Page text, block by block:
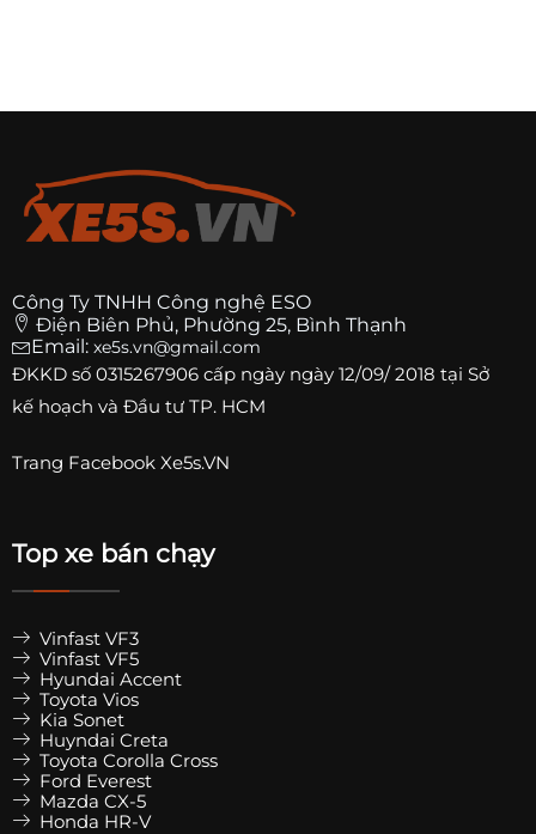
Công Ty TNHH Công nghệ ESO
Điện Biên Phủ, Phường 25, Bình Thạnh
Email: xe5s.vn@gmail.com
ĐKKD số 0315267906 cấp ngày ngày 12/09/ 2018 tại Sở
kế hoạch và Đầu tư TP. HCM
Trang Facebook Xe5s.VN
Top xe bán chạy
Vinfast VF3
Vinfast VF5
Hyundai Accent
Toyota Vios
Kia Sonet
Huyndai Creta
Toyota Corolla Cross
Ford Everest
Mazda CX-5
Honda HR-V